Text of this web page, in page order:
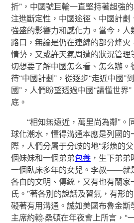
折”，中國號巨輪一直堅持著超強
注進斷定性，中國途徑、中國計
強盛的影響力和感化力。當今，人
路口，無論是仍在連綿的部分烽
情勢，又或許天氣周遭的狀況管
切想要了解中國怎么看、怎么辦。
待“中國計劃”，從逐步“走近中國”
國”，人們盼望透過中國“讀懂世界
底。
“相知無遠近，萬里尚為鄰”。
球化潮水，懂得溝通本應是列國
際，人們分屬于分歧的地“彩煥的
個妹妹和一個弟弟包養 ，生下弟
一個臥床多年的女兒。李叔——就
各自的文明、傳統，又有也有蘭家
氏。”著各別的說話及習氣，有形
礙著有用溝通。誠如美國布魯金斯
主席約翰·桑頓在年夜會上所言，“